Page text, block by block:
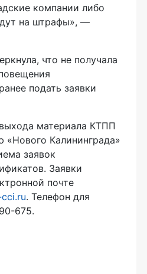
компании либо
на штрафы», —
что не получала
подать заявки
материала КТПП
Калининграда»
заявок
Заявки
почте
. Телефон для
675.